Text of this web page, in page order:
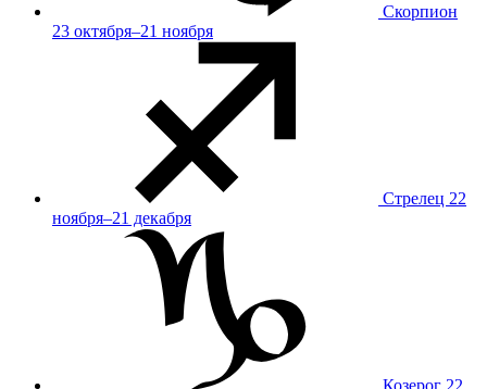
Скорпион
23 октября–21 ноября
Стрелец 22
ноября–21 декабря
Козерог 22